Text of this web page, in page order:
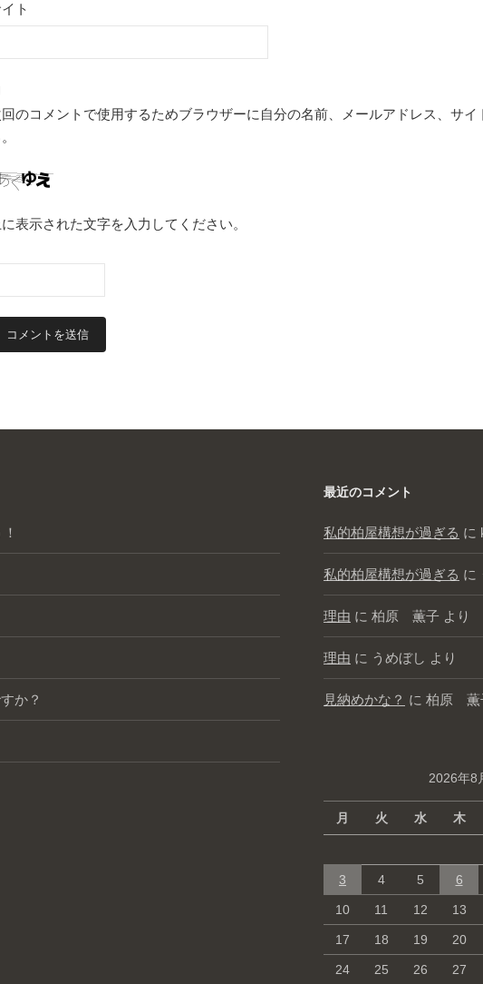
ト
回のコメントで使用するためブラウザーに自分の名前、メールアドレス、サイ
に表示された文字を入力してください。
か？
最近のコメント
私的柏屋構想が過ぎる に
私的柏屋構想が過ぎる に
理由 に 柏原 薫子 より
理由 に うめぼし より
見納めかな？ に 柏原 薫
2026年8
月 火 水 木
3 4 5 6
10 11 12 13
17 18 19 20
24 25 26 27